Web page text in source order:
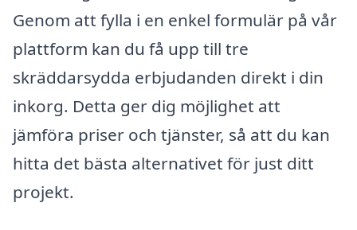
Genom att fylla i en enkel formulär på vår
plattform kan du få upp till tre
skräddarsydda erbjudanden direkt i din
inkorg. Detta ger dig möjlighet att
jämföra priser och tjänster, så att du kan
hitta det bästa alternativet för just ditt
projekt.